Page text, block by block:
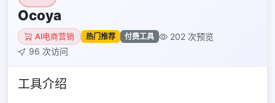
Ocoya
AI电商营销 热门推荐 付费工具
202 次预览
96 次访问
工具介绍